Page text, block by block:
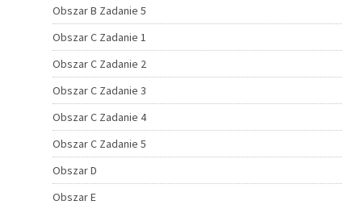
Obszar B Zadanie 5
Obszar C Zadanie 1
Obszar C Zadanie 2
Obszar C Zadanie 3
Obszar C Zadanie 4
Obszar C Zadanie 5
Obszar D
Obszar E